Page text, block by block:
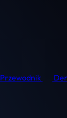
Przewodnik